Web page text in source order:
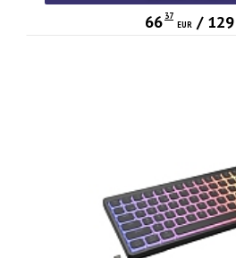
66 37
EUR
/ 129